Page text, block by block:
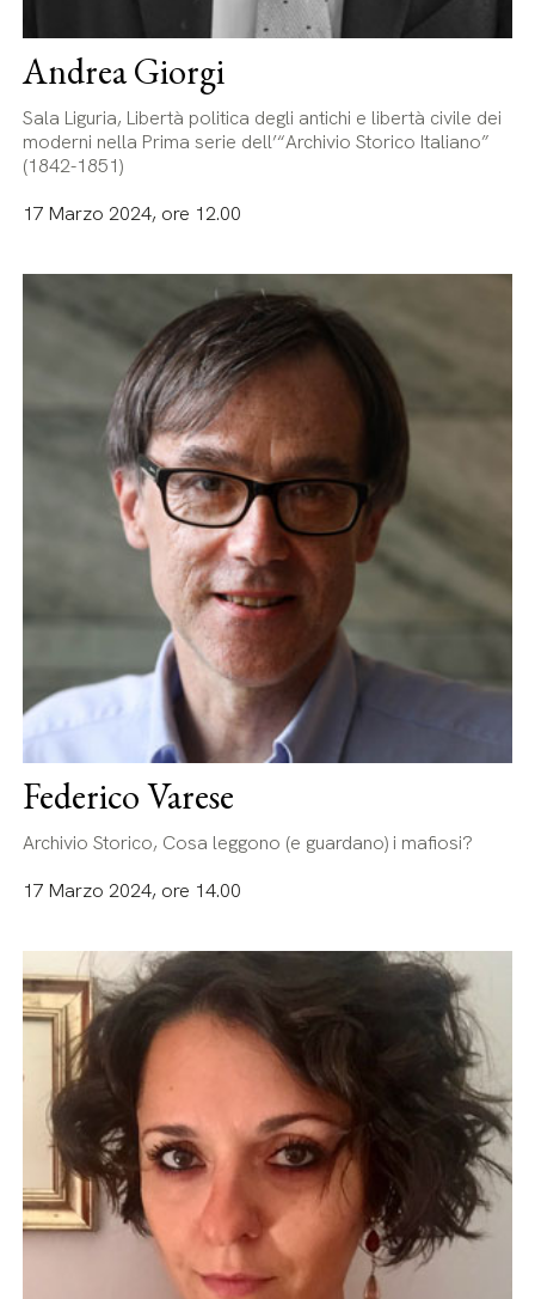
Andrea Giorgi
Sala Liguria, Libertà politica degli antichi e libertà civile dei
moderni nella Prima serie dell’“Archivio Storico Italiano”
(1842-1851)
17 Marzo 2024, ore 12.00
Federico Varese
Archivio Storico, Cosa leggono (e guardano) i mafiosi?
17 Marzo 2024, ore 14.00